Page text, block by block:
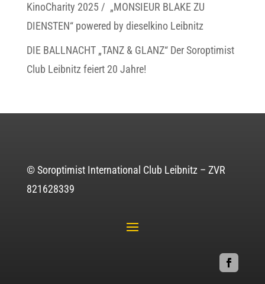
KinoCharity 2025 / „MONSIEUR BLAKE ZU
DIENSTEN“ powered by dieselkino Leibnitz
DIE BALLNACHT „TANZ & GLANZ“ Der Soroptimist
Club Leibnitz feiert 20 Jahre!
© Soroptimist International Club Leibnitz – ZVR
821628339